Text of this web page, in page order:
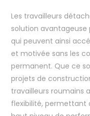
Les travailleurs
solution avantageuse
qui peuvent ainsi
et motivée sans les
permanent. Que ce
projets de
travailleurs roumains
flexibilité, permettant